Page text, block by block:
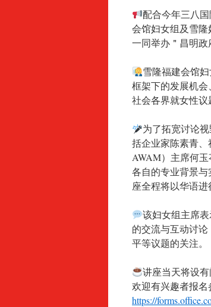
配合今年三八
会馆妇女组及雪隆
一同举办＂昌明政
雪隆福建会馆
框架下的发展机
社会各界就女性议
为了拓宽讨论
括企业家陈素青、
AWAM）主席何
各自的专业背景
座全程将以华语进
该妇女组主席
的交流与互动讨
平等议题的关注。
讲座当天将设
欢迎有兴趣者报名
https://